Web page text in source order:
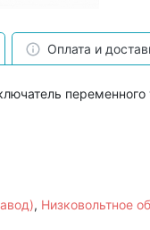
Оплата и
, Низковольтное